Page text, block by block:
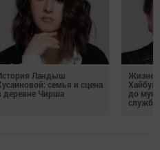
Ландыш
семья и сцена
деревне Чирша
до
службы